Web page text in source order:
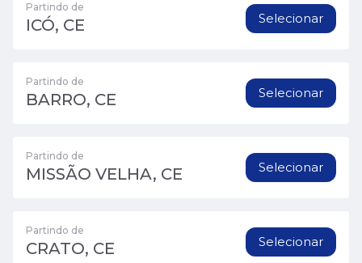
Partindo de
ICÓ, CE Selecionar
Partindo de
BARRO, CE Selecionar
Partindo de
MISSÃO VELHA, CE Selecionar
Partindo de
CRATO, CE Selecionar